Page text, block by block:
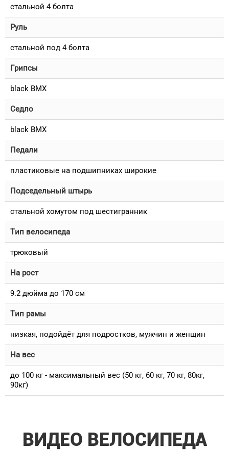
стальной 4 болта
Руль
стальной под 4 болта
Грипсы
black BMX
Седло
black BMX
Педали
пластиковые на подшипниках широкие
Подседельный штырь
стальной хомутом под шестигранник
Тип велосипеда
трюковый
На рост
9.2 дюйма до 170 см
Тип рамы
низкая, подойдёт для подростков, мужчин и женщин
На вес
до 100 кг - максимальный вес (50 кг, 60 кг, 70 кг, 80кг,
90кг)
ВИДЕО ВЕЛОСИПЕДА